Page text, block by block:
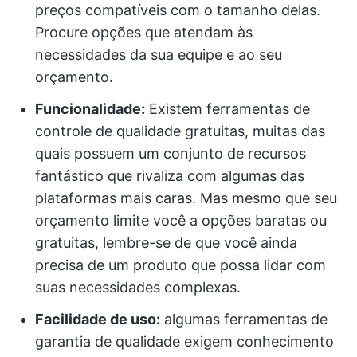
preços compatíveis com o tamanho delas.
Procure opções que atendam às
necessidades da sua equipe e ao seu
orçamento.
Funcionalidade: Existem ferramentas de
controle de qualidade gratuitas, muitas das
quais possuem um conjunto de recursos
fantástico que rivaliza com algumas das
plataformas mais caras. Mas mesmo que seu
orçamento limite você a opções baratas ou
gratuitas, lembre-se de que você ainda
precisa de um produto que possa lidar com
suas necessidades complexas.
Facilidade de uso: algumas ferramentas de
garantia de qualidade exigem conhecimento